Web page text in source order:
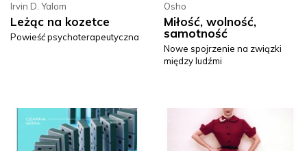
Irvin D. Yalom
Leżąc na kozetce
Powieść psychoterapeutyczna
Osho
Miłość, wolność,
samotność
Nowe spojrzenie na związki
między ludźmi